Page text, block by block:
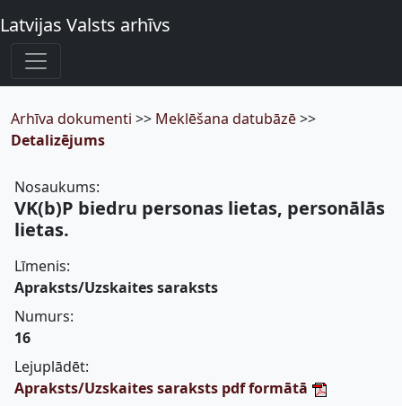
Latvijas Valsts arhīvs
Arhīva dokumenti >> Meklēšana datubāzē>>
Detalizējums
Nosaukums:
VK(b)P biedru personas lietas, personālās
lietas.
Līmenis:
Apraksts/Uzskaites saraksts
Numurs:
16
Lejuplādēt:
Apraksts/Uzskaites saraksts pdf formātā